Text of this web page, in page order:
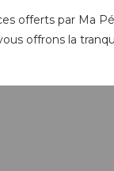
offerts par Ma
offrons la